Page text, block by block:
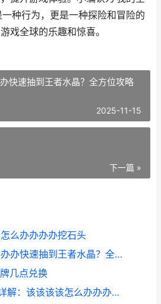
一种行为，更是一种探险和冒险的
戏全球的乐趣和惊喜。
快速抽到王者水晶？全方位攻略
2025-11-15
下一篇 »
么办办办办挖石头
| 该该该该怎么办办办办快速抽到王者水晶？全方位攻略技巧
几点兑换
|王者荣耀星级体系详解：该该该该怎么办办办办领会和突破最大星级限制|